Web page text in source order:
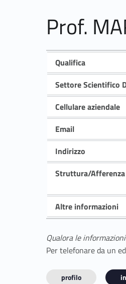
Prof.
Qualifica
Settore Scientifico
Cellulare aziendale
Email
Indirizzo
Struttura/Afferenza
Altre informazioni
Qualora le
Per telefonare da un
profilo